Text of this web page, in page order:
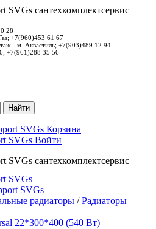
SVGs сантехкомплектсервис
28
+7(960)453 61 67
- м. Аквастиль; +7(903)489 12 94
+7(961)288 35 56
Найти
SVGs Корзина
SVGs Войти
SVGs сантехкомплектсервис
SVGs
SVGs
радиаторы /Радиаторы